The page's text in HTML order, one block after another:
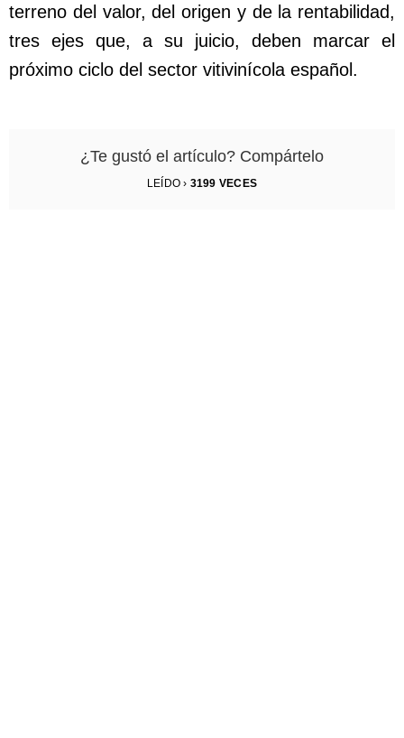
terreno del valor, del origen y de la rentabilidad,
tres ejes que, a su juicio, deben marcar el
próximo ciclo del sector vitivinícola español.
¿Te gustó el artículo? Compártelo
LEÍDO › 3199 VECES